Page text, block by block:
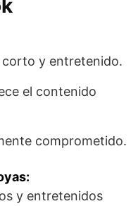
y entretenido.
el contenido
comprometido.
y entretenidos